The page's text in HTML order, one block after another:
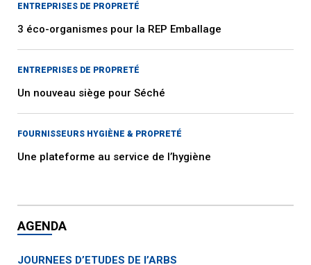
ENTREPRISES DE PROPRETÉ
3 éco-organismes pour la REP Emballage
ENTREPRISES DE PROPRETÉ
Un nouveau siège pour Séché
FOURNISSEURS HYGIÈNE & PROPRETÉ
Une plateforme au service de l’hygiène
AGENDA
JOURNEES D’ETUDES DE l’ARBS